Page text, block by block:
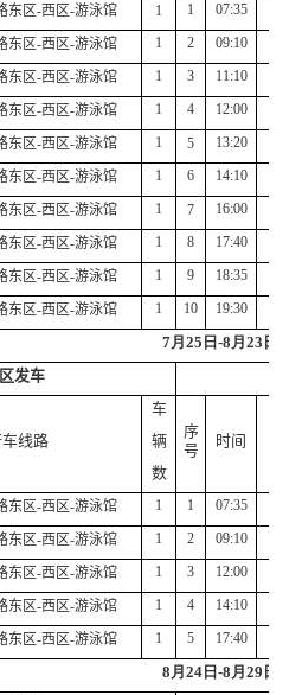
东区-西区-游泳馆 1 1 07:35
东区-西区-游泳馆 1 2 09:10
东区-西区-游泳馆 1 3 11:10
东区-西区-游泳馆 1 4 12:00
东区-西区-游泳馆 1 5 13:20
东区-西区-游泳馆 1 6 14:10
东区-西区-游泳馆 1 7 16:00
东区-西区-游泳馆 1 8 17:40
东区-西区-游泳馆 1 9 18:35
东区-西区-游泳馆 1 10 19:30
7月 25 日 -8 月 23 日
发车
线路
车
辆
数
序
号
时间
东区-西区-游泳馆 1 1 07:35
东区-西区-游泳馆 1 2 09:10
东区-西区-游泳馆 1 3 12:00
东区-西区-游泳馆 1 4 14:10
东区-西区-游泳馆 1 5 17:40
8 月 24 日 -8 月 29 日